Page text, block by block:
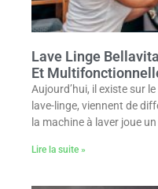
Lave Linge
Et
Aujourd’hui, il existe sur
lave-linge, viennent de
la machine à laver joue un
Lire la suite »